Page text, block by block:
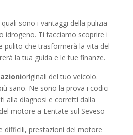
quali sono i vantaggi della pulizia
idrogeno. Ti facciamo scoprire i
pulito che trasformerà la vita del
la tua guida e le tue finanze.
originali del tuo veicolo.
sano. Ne sono la prova i codici
alla diagnosi e corretti dalla
motore a Lentate sul Seveso
difficili, prestazioni del motore